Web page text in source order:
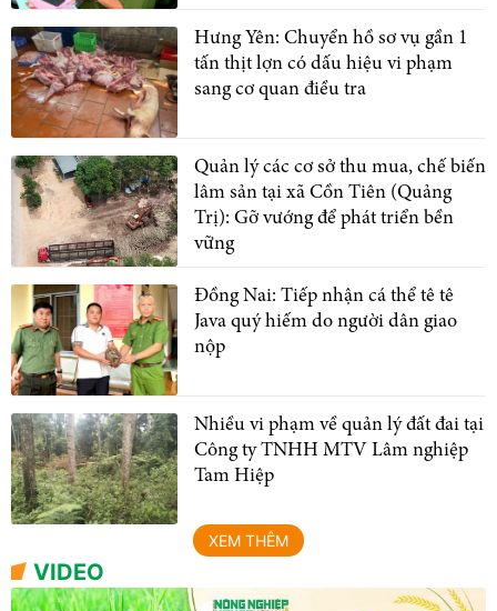
Hưng Yên: Chuyển hồ sơ vụ gần 1
tấn thịt lợn có dấu hiệu vi phạm
sang cơ quan điều tra
Quản lý các cơ sở thu mua, chế biến
lâm sản tại xã Cồn Tiên (Quảng
Trị): Gỡ vướng để phát triển bền
vững
Đồng Nai: Tiếp nhận cá thể tê tê
Java quý hiếm do người dân giao
nộp
Nhiều vi phạm về quản lý đất đai tại
Công ty TNHH MTV Lâm nghiệp
Tam Hiệp
XEM THÊM
VIDEO